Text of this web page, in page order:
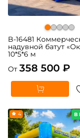
B-16481
надувной батут
10*5*6 м
От 358 500 ₽
В
4